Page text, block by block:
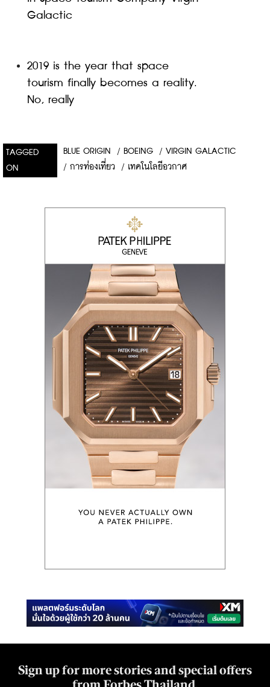
Galactic
2019 is the year that space
tourism finally becomes a reality.
No, really
TAGGED
ON
BLUE ORIGIN / BOEING / VIRGIN GALACTIC
/ การท่องเที่ยว / เทคโนโลยีอวกาศ
Sign up for more stories and special offers